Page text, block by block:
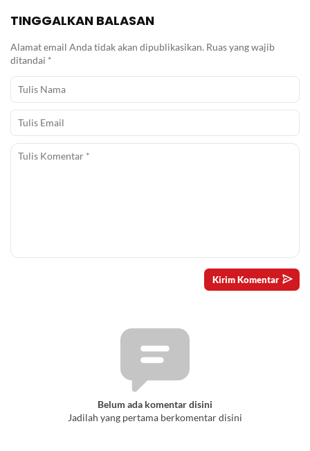
TINGGALKAN BALASAN
Alamat email Anda tidak akan dipublikasikan. Ruas yang wajib
ditandai *
Belum ada komentar disini
Jadilah yang pertama berkomentar disini